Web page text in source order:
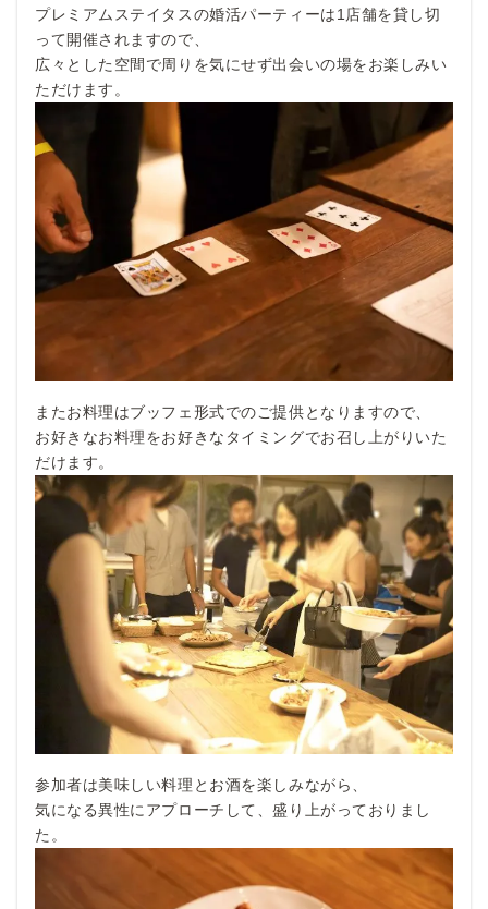
プレミアムステイタスの婚活パーティーは1店舗を貸し切
って開催されますので、
広々とした空間で周りを気にせず出会いの場をお楽しみい
ただけます。
またお料理はブッフェ形式でのご提供となりますので、
お好きなお料理をお好きなタイミングでお召し上がりいた
だけます。
参加者は美味しい料理とお酒を楽しみながら、
気になる異性にアプローチして、盛り上がっておりまし
た。